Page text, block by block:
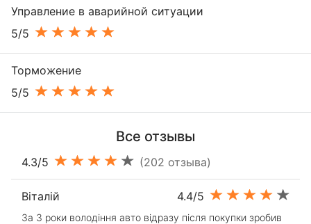
Управление в аварийной ситуации
5/5
Торможение
5/5
Все отзывы
4.3/5 (202 отзыва)
Віталій 4.4/5
За 3 роки володіння авто відразу після покупки зробив